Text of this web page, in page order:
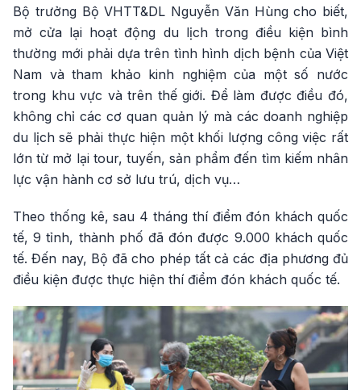
Bộ trưởng Bộ VHTT&DL Nguyễn Văn Hùng cho biết,
mở cửa lại hoạt động du lịch trong điều kiện bình
thường mới phải dựa trên tình hình dịch bệnh của Việt
Nam và tham khảo kinh nghiệm của một số nước
trong khu vực và trên thế giới. Để làm được điều đó,
không chỉ các cơ quan quản lý mà các doanh nghiệp
du lịch sẽ phải thực hiện một khối lượng công việc rất
lớn từ mở lại tour, tuyến, sản phẩm đến tìm kiếm nhân
lực vận hành cơ sở lưu trú, dịch vụ…
Theo thống kê, sau 4 tháng thí điểm đón khách quốc
tế, 9 tỉnh, thành phố đã đón được 9.000 khách quốc
tế. Đến nay, Bộ đã cho phép tất cả các địa phương đủ
điều kiện được thực hiện thí điểm đón khách quốc tế.